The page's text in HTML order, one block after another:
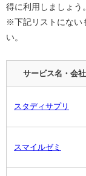
得に利用しましょう。
※下記リストにない
い。
サービス名・会
スタディサプリ
スマイルゼミ